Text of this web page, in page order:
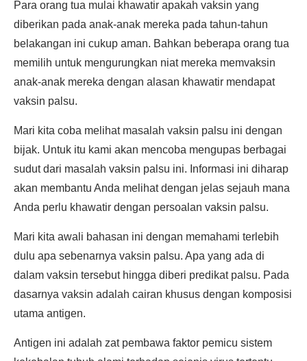
Para orang tua mulai khawatir apakah vaksin yang
diberikan pada anak-anak mereka pada tahun-tahun
belakangan ini cukup aman. Bahkan beberapa orang tua
memilih untuk mengurungkan niat mereka memvaksin
anak-anak mereka dengan alasan khawatir mendapat
vaksin palsu.
Mari kita coba melihat masalah vaksin palsu ini dengan
bijak. Untuk itu kami akan mencoba mengupas berbagai
sudut dari masalah vaksin palsu ini. Informasi ini diharap
akan membantu Anda melihat dengan jelas sejauh mana
Anda perlu khawatir dengan persoalan vaksin palsu.
Mari kita awali bahasan ini dengan memahami terlebih
dulu apa sebenarnya vaksin palsu. Apa yang ada di
dalam vaksin tersebut hingga diberi predikat palsu. Pada
dasarnya vaksin adalah cairan khusus dengan komposisi
utama antigen.
Antigen ini adalah zat pembawa faktor pemicu sistem